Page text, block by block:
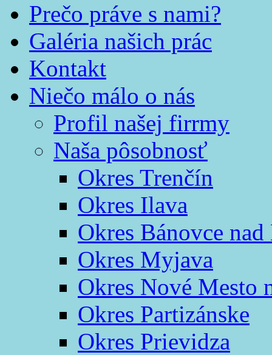
Prečo práve s nami?
Galéria našich prác
Kontakt
Niečo málo o nás
Profil našej firrmy
Naša pôsobnosť
Okres Trenčín
Okres Ilava
Okres Bánovce
Okres Myjava
Okres Nové Mesto
Okres Partizánske
Okres Prievidza